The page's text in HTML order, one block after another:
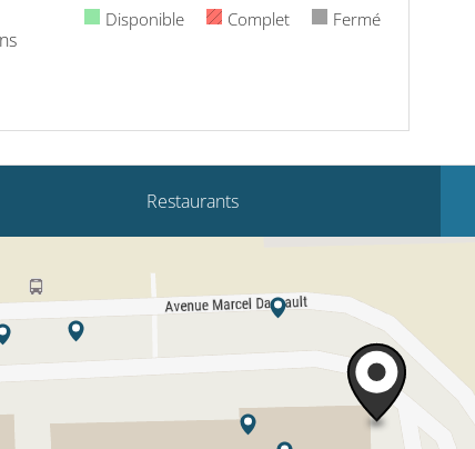
Disponible Complet Fermé
Restaurants